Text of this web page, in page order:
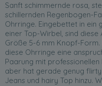
Sanft schimmernde rosa,
schillernden Regenbogen-
Ohrringe. Eingebettet in ein
einer Top-Wirbel, sind diese
Größe 5-6 mm Knopf-
diese Ohrringe eine
Paarung mit professionellen
aber hat gerade genug
Jeans und hairy Top hinzu.